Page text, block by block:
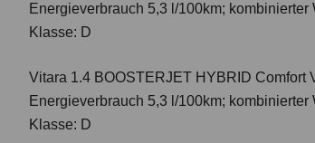
Energieverbrauch 5,3 l/100km; kombinierter
Klasse: D
Vitara 1.4 BOOSTERJET HYBRID Comfort
Energieverbrauch 5,3 l/100km; kombinierter
Klasse: D